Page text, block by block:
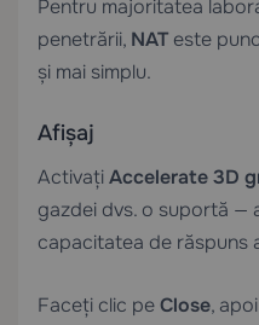
Pentru majoritatea
penetrării, NAT este
și mai simplu.
Afișaj
ActivațiAccelerate 3D
gazdei dvs. o suportă —
capacitatea de răspuns
Faceți clic peClose,